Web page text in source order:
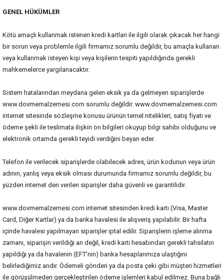
GENEL HÜKÜMLER
Kötü amaçlı kullanmak istenen kredi kartları ile ilgili olarak çıkacak her hangi
bir sorun veya problemle ilgili firmamız sorumlu değildir, bu amaçla kullanan
veya kullanmak isteyen kişi veya kişilerin tespiti yapıldığında gerekli
mahkemelerce yargılanacaktır.
Sistem hatalarından meydana gelen eksik ya da gelmeyen siparişlerde
www.dovmemalzemesi.com sorumlu değildir. www.dovmemalzemesi.com
internet sitesinde sözleşme konusu ürünün temel nitelikleri, satış fiyatı ve
ödeme şekli ile teslimata ilişkin ön bilgileri okuyup bilgi sahibi olduğunu ve
elektronik ortamda gerekli teyidi verdiğini beyan eder.
Telefon ile verilecek siparişlerde olabilecek adres, ürün kodunun veya ürün
adının, yanlış veya eksik olması durumunda firmamız sorumlu değildir, bu
yüzden internet den verilen siparişler daha güvenli ve garantilidir.
www.dovmemalzemesi.com internet sitesinden kredi kartı (Visa, Master
Card, Diğer Kartlar) ya da banka havalesi ile alışveriş yapılabilir. Bir hafta
içinde havalesi yapılmayan siparişler iptal edilir. Siparişlerin işleme alınma
zamanı, siparişin verildiği an değil, kredi kartı hesabından gerekli tahsilatın
yapıldığı ya da havalenin (EFT'nin) banka hesaplarımıza ulaştığını
belirlediğimiz andır. Ödemeli gönderi ya da posta çeki gibi müşteri hizmetleri
ile görüşülmeden gerçekleştirilen ödeme işlemleri kabul edilmez. Buna bağlı